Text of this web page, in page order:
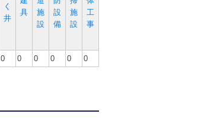
く
井
具
施
設
設
備
施
設
工
事
0 0 0 0 0 0